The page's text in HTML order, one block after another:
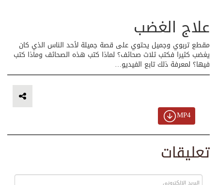
علاج الغضب
مقطع تربوي وجميل يحتوي على قصة جميلة لأحد الناس الذي كان
يغضب كثيرا فكتب ثلاث صحائف؟ لماذا كتب هذه الصحائف وماذا كتب
فيها؟ لمعرفة ذلك تابع الفيديو…
MP4
تعليقات